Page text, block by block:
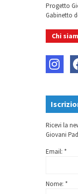
Progetto
Gabinetto
Chi
Ricevi la
Giovani
Email: *
Nome: *